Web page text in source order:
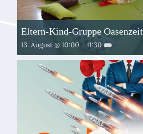
Eltern-Kind-Gruppe Oasenzeit
13. August @ 10:00 - 11:30